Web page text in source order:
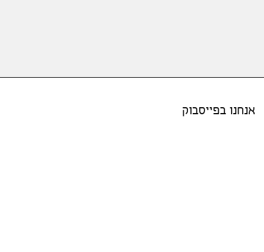
אנחנו בפייסבוק